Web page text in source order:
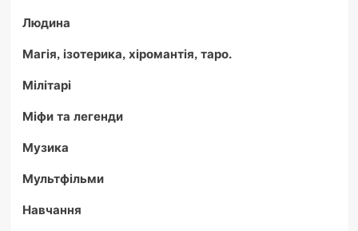
Людина
Магія, ізотерика, хіромантія, таро.
Мілітарі
Міфи та легенди
Музика
Мультфільми
Навчання